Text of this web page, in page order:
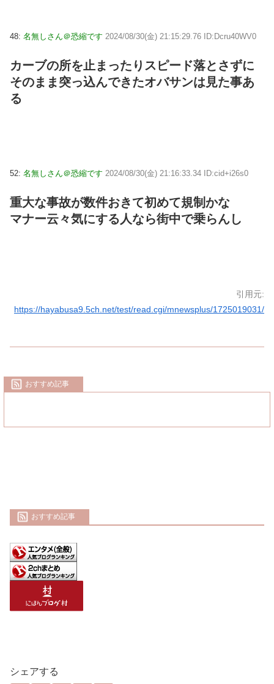
48: 名無しさん＠恐縮です 2024/08/30(金) 21:15:29.76 ID:Dcru40WV0
カーブの所を止まったりスピード落とさずに
そのまま突っ込んできたオバサンは見た事あ
る
52: 名無しさん＠恐縮です 2024/08/30(金) 21:16:33.34 ID:cid+i26s0
重大な事故が数件おきて初めて規制かな
マナー云々気にする人なら街中で乗らんし
引用元:
https://hayabusa9.5ch.net/test/read.cgi/mnewsplus/1725019031/
おすすめ記事
おすすめ記事
シェアする